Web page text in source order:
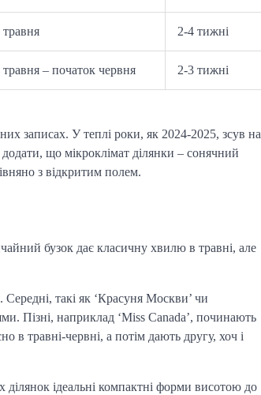
2-4 тижні
травня – початок червня 2-3 тижні
записах. У теплі роки, як 2024-2025, зсув на
що мікроклімат ділянки – сонячний
з відкритим полем.
бузок дає класичну хвилю в травні, але
такі як ‘Красуня Москви’ чи
Пізні, наприклад ‘Miss Canada’, починають
в травні-червні, а потім дають другу, хоч і
ідеальні компактні форми висотою до